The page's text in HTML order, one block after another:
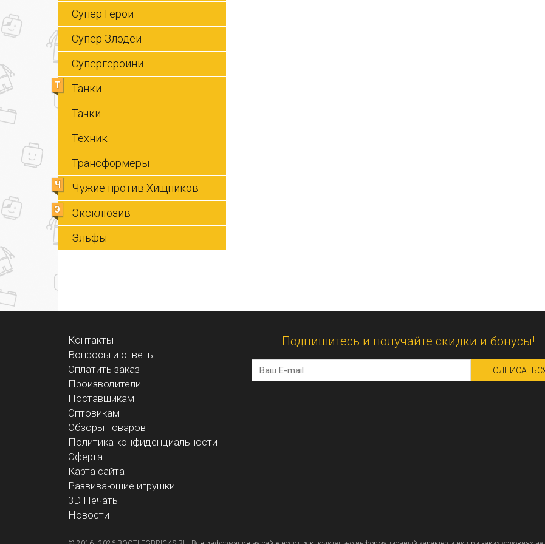
Супер Герои
Супер Злодеи
Супергероини
Т
Танки
Тачки
Техник
Трансформеры
Ч Чужие против Хищников
Э
Эксклюзив
Эльфы
Контакты
Вопросы и ответы
Оплатить заказ
Производители
Поставщикам
Оптовикам
Обзоры товаров
Политика конфиденциальности
Оферта
Карта сайта
Развивающие игрушки
3D Печать
Новости
Подпишитесь и получайте скидки и бонусы!